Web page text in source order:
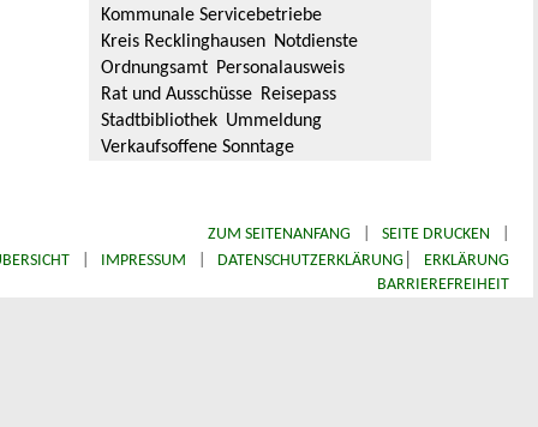
Kommunale Servicebetriebe
Kreis Recklinghausen Notdienste
Ordnungsamt Personalausweis
Rat und Ausschüsse Reisepass
Stadtbibliothek Ummeldung
Verkaufsoffene Sonntage
ZUM SEITENANFANG SEITE DRUCKEN
IMPRESSUM DATENSCHUTZERKLÄRUNG|
ERKLÄRUNG
BARRIEREFREIHEIT